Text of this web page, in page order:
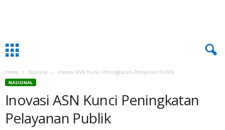
Home Nasional Inovasi ASN Kunci Peningkatan Pelayanan Publik
NASIONAL
Inovasi ASN Kunci Peningkatan
Pelayanan Publik